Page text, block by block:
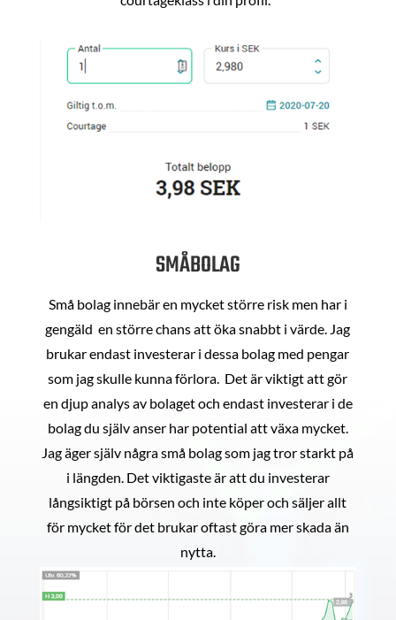
SMÅBOLAG
Små bolag innebär en mycket större risk men har i
gengäld en större chans att öka snabbt i värde. Jag
brukar endast investerar i dessa bolag med pengar
som jag skulle kunna förlora. Det är viktigt att gör
en djup analys av bolaget och endast investerar i de
bolag du själv anser har potential att växa mycket.
Jag äger själv några små bolag som jag tror starkt på
i längden. Det viktigaste är att du investerar
långsiktigt på börsen och inte köper och säljer allt
för mycket för det brukar oftast göra mer skada än
nytta.